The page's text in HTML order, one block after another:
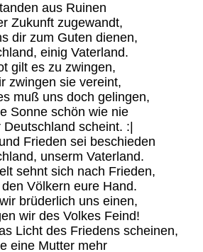
aus Ruinen
Zukunft zugewandt,
dir zum Guten dienen,
einig Vaterland.
gilt es zu zwingen,
zwingen sie vereint,
muß uns doch gelingen,
Sonne schön wie nie
Deutschland scheint. :|
Frieden sei beschieden
unserm Vaterland.
sehnt sich nach Frieden,
Völkern eure Hand.
brüderlich uns einen,
wir des Volkes Feind!
Licht des Friedens scheinen,
eine Mutter mehr